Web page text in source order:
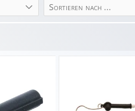
Sortieren nach ...